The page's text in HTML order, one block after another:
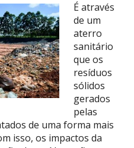
É através
de um
aterro
sanitário
que os
resíduos
sólidos
gerados
pelas
de uma forma mais
isso, os impactos da